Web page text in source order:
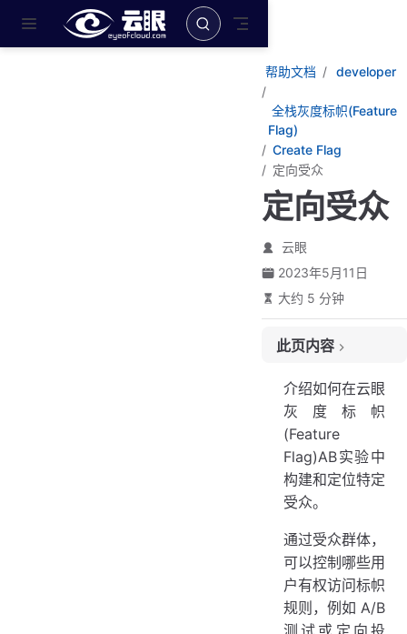
跳至主要內容
帮助文档 developer
全栈灰度标帜(Feature
Flag)
Create Flag
定向受众
定向受众
云眼
2023年5月11日
大约 5 分钟
此页内容
受众匹配条件
创建受众组合
添加多个受众群体
高级受众信息
排除受众群体
嵌套逻辑运算符
介绍如何在云眼
灰度标帜
(Feature
Flag)AB实验中
构建和定位特定
受众。
通过受众群体，
可以控制哪些用
户有权访问标帜
规则，例如 A/B
测试或定向投